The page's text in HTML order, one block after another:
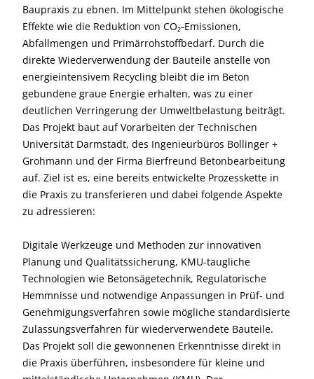
Baupraxis zu ebnen. Im Mittelpunkt stehen ökologische
Effekte wie die Reduktion von CO₂-Emissionen,
Abfallmengen und Primärrohstoffbedarf. Durch die
direkte Wiederverwendung der Bauteile anstelle von
energieintensivem Recycling bleibt die im Beton
gebundene graue Energie erhalten, was zu einer
deutlichen Verringerung der Umweltbelastung beiträgt.
Das Projekt baut auf Vorarbeiten der Technischen
Universität Darmstadt, des Ingenieurbüros Bollinger +
Grohmann und der Firma Bierfreund Betonbearbeitung
auf. Ziel ist es, eine bereits entwickelte Prozesskette in
die Praxis zu transferieren und dabei folgende Aspekte
zu adressieren:
Digitale Werkzeuge und Methoden zur innovativen
Planung und Qualitätssicherung, KMU-taugliche
Technologien wie Betonsägetechnik, Regulatorische
Hemmnisse und notwendige Anpassungen in Prüf- und
Genehmigungsverfahren sowie mögliche standardisierte
Zulassungsverfahren für wiederverwendete Bauteile.
Das Projekt soll die gewonnenen Erkenntnisse direkt in
die Praxis überführen, insbesondere für kleine und